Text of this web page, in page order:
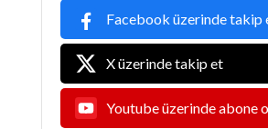
Facebook üzerinde takip
X üzerinde takip et
Youtube üzerinde abone